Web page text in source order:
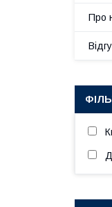
Про